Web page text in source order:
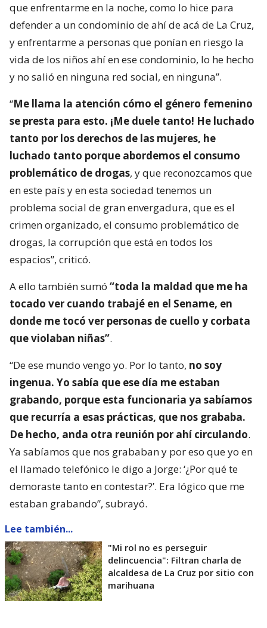
que enfrentarme en la noche, como lo hice para
defender a un condominio de ahí de acá de La Cruz,
y enfrentarme a personas que ponían en riesgo la
vida de los niños ahí en ese condominio, lo he hecho
y no salió en ninguna red social, en ninguna”.
“Me llama la atención cómo el género femenino
se presta para esto. ¡Me duele tanto! He luchado
tanto por los derechos de las mujeres, he
luchado tanto porque abordemos el consumo
problemático de drogas, y que reconozcamos que
en este país y en esta sociedad tenemos un
problema social de gran envergadura, que es el
crimen organizado, el consumo problemático de
drogas, la corrupción que está en todos los
espacios”, criticó.
A ello también sumó “toda la maldad que me ha
tocado ver cuando trabajé en el Sename, en
donde me tocó ver personas de cuello y corbata
que violaban niñas”.
“De ese mundo vengo yo. Por lo tanto, no soy
ingenua. Yo sabía que ese día me estaban
grabando, porque esta funcionaria ya sabíamos
que recurría a esas prácticas, que nos grababa.
De hecho, anda otra reunión por ahí circulando.
Ya sabíamos que nos grababan y por eso que yo en
el llamado telefónico le digo a Jorge: ‘¿Por qué te
demoraste tanto en contestar?’. Era lógico que me
estaban grabando”, subrayó.
Lee también...
"Mi rol no es perseguir
delincuencia": Filtran charla de
alcaldesa de La Cruz por sitio con
marihuana